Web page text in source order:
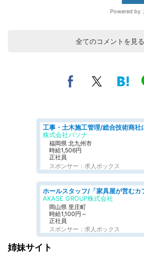
全てのコメントを見る
株式会社パソナ
福岡県 北九州市
時給1,506円
正社員
スポンサー：求人ボックス
AKASE GROUP株式会社
岡山県 里庄町
時給1,100円～
正社員
スポンサー：求人ボックス
姉妹サイト